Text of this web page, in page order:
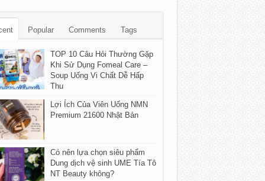
Popular Comments Tags
TOP 10 Câu Hỏi Thường Gặp
Khi Sử Dụng Fomeal Care –
Soup Uống Vi Chất Dễ Hấp
Thu
Lợi Ích Của Viên Uống NMN
Premium 21600 Nhật Bản
Có nên lựa chọn siêu phẩm
Dung dịch vệ sinh UME Tía Tô
NT Beauty không?